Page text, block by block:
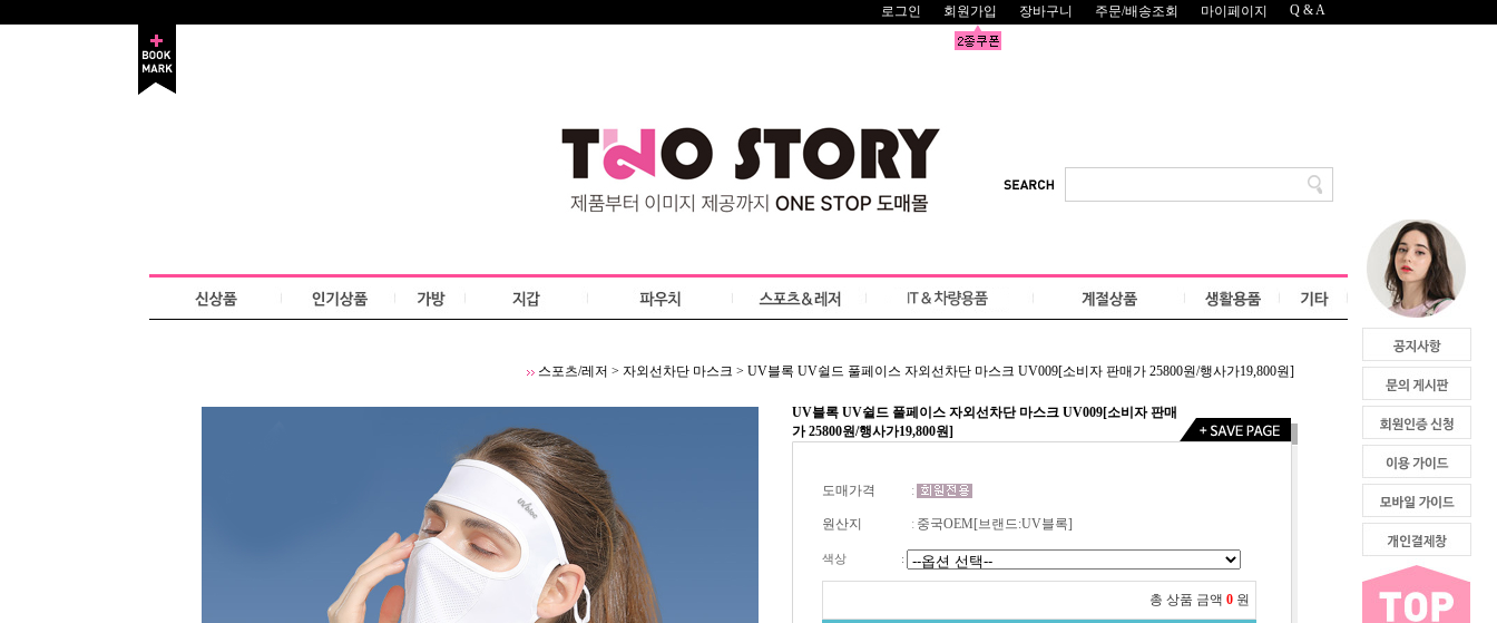
로그인 회원가입 장바구니 주문/배송조회 마이페이지 Q & A
스포츠/레저 > 자외선차단 마스크 > UV블록 UV쉴드 풀페이스 자외선차단 마스크 UV009[소비자 판매가 25800원/행사가19,800원]
UV블록 UV쉴드 풀페이스 자외선차단 마스크 UV009[소비자 판매
가 25800원/행사가19,800원]
도매가격 :
원산지 : 중국OEM[브랜드:UV블록]
색상 :
총 상품 금액 0 원